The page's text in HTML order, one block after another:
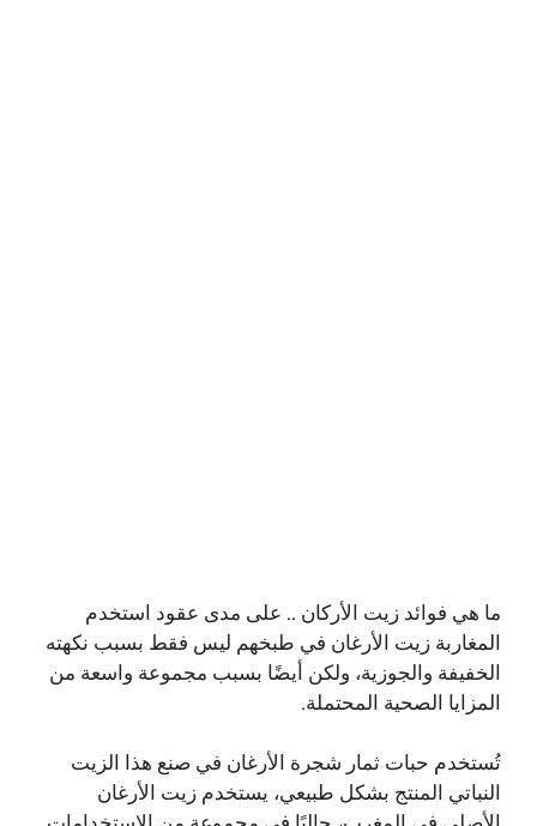
ما هي فوائد زيت الأركان .. على مدى عقود استخدم
المغاربة زيت الأرغان في طبخهم ليس فقط بسبب نكهته
الخفيفة والجوزية، ولكن أيضًا بسبب مجموعة واسعة من
المزايا الصحية المحتملة.
تُستخدم حبات ثمار شجرة الأرغان في صنع هذا الزيت
النباتي المنتج بشكل طبيعي، يستخدم زيت الأرغان